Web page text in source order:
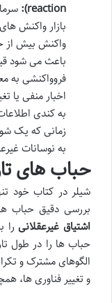
reaction):
بازار واکنش
واکنش بیش از
باعث می شود
فروواکنشی به
اخبار منفی یا
به کندی
زمانی که یک
به نوسانات
حباب های
شیلر در کتاب خود
بررسی دقیق حباب
اشتیاق غیرعقلانیرا
حباب ها را در طول
الگوهای مشترک و
و تغییر فناوری ها،